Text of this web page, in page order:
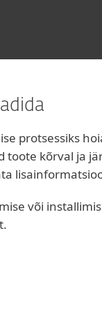
protsessiks
toote kõrval ja
või